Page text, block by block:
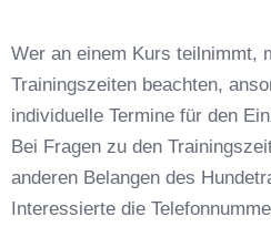
Hundeschule
Wer an einem Kurs teilnimmt,
Trainingszeiten beachten,
individuelle Termine für den
Bei Fragen zu den
anderen Belangen des
Interessierte die